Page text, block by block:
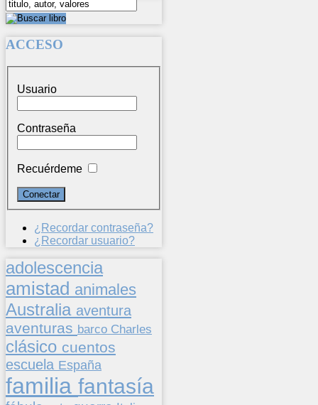
ACCESO
Usuario
Contraseña
Recuérdeme
¿Recordar contraseña?
¿Recordar usuario?
adolescencia
amistad animales
Australia aventura
aventuras barco Charles
clásico cuentos
escuela España
familia fantasía